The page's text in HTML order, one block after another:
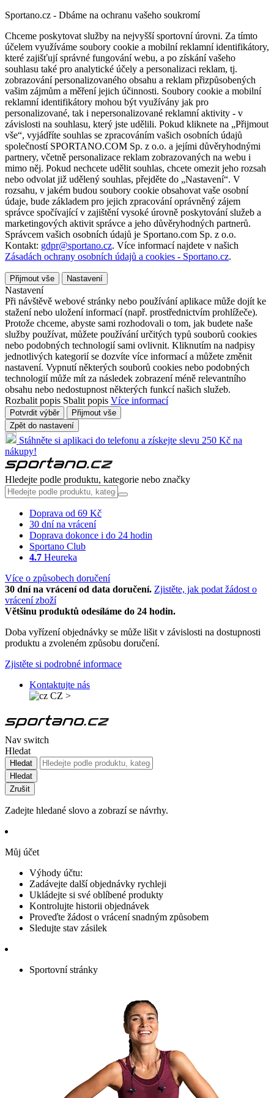
Sportano.cz - Dbáme na ochranu vašeho soukromí
Chceme poskytovat služby na nejvyšší sportovní úrovni. Za tímto
účelem využíváme soubory cookie a mobilní reklamní identifikátory,
které zajišťují správné fungování webu, a po získání vašeho
souhlasu také pro analytické účely a personalizaci reklam, tj.
zobrazování personalizovaného obsahu a reklam přizpůsobených
vašim zájmům a měření jejich účinnosti. Soubory cookie a mobilní
reklamní identifikátory mohou být využívány jak pro
personalizované, tak i nepersonalizované reklamní aktivity - v
závislosti na souhlasu, který jste udělili. Pokud kliknete na „Přijmout
vše“, vyjádříte souhlas se zpracováním vašich osobních údajů
společností SPORTANO.COM Sp. z o.o. a jejími důvěryhodnými
partnery, včetně personalizace reklam zobrazovaných na webu i
mimo něj. Pokud nechcete udělit souhlas, chcete omezit jeho rozsah
nebo odvolat již udělený souhlas, přejděte do „Nastavení“. V
rozsahu, v jakém budou soubory cookie obsahovat vaše osobní
údaje, bude základem pro jejich zpracování oprávněný zájem
správce spočívající v zajištění vysoké úrovně poskytování služeb a
marketingových aktivit správce a jeho důvěryhodných partnerů.
Správcem vašich osobních údajů je Sportano.com Sp. z o.o.
Kontakt: gdpr@sportano.cz. Více informací najdete v našich
Zásadách ochrany osobních údajů a cookies - Sportano.cz.
Přijmout vše Nastavení
Nastavení
Při návštěvě webové stránky nebo používání aplikace může dojít ke
stažení nebo uložení informací (např. prostřednictvím prohlížeče).
Protože chceme, abyste sami rozhodovali o tom, jak budete naše
služby používat, můžete používání určitých typů souborů cookies
nebo podobných technologií sami ovlivnit. Kliknutím na nadpisy
jednotlivých kategorií se dozvíte více informací a můžete změnit
nastavení. Vypnutí některých souborů cookies nebo podobných
technologií může mít za následek zobrazení méně relevantního
obsahu nebo nedostupnost některých funkcí našich služeb.
Rozbalit popis Sbalit popis Více informací
Potvrdit výběr
Přijmout vše
Zpět do nastavení
Stáhněte si aplikaci do telefonu a získejte slevu 250 Kč na
nákupy!
Hledejte podle produktu, kategorie nebo značky
Doprava od 69 Kč
30 dní na vrácení
Doprava dokonce i do 24 hodin
Sportano Club
4.7 Heureka
Více o způsobech doručení
30 dní na vrácení od data doručení. Zjistěte, jak podat žádost o
vrácení zboží
Většinu produktů odesíláme do 24 hodin.
Doba vyřízení objednávky se může lišit v závislosti na dostupnosti
produktu a zvoleném způsobu doručení.
Zjistěte si podrobné informace
Kontaktujte nás
CZ >
Nav switch
Hledat
Hledat
Hledat
Zrušit
Zadejte hledané slovo a zobrazí se návrhy.
Můj účet
Výhody účtu:
Zadávejte další objednávky rychleji
Ukládejte si své oblíbené produkty
Kontrolujte historii objednávek
Proveďte žádost o vrácení snadným způsobem
Sledujte stav zásilek
Sportovní stránky